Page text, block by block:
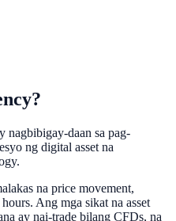
nagbibigay-daan sa pag-
ng digital asset na
na price movement,
. Ang mga sikat na asset
ay nai-trade bilang CFDs, na